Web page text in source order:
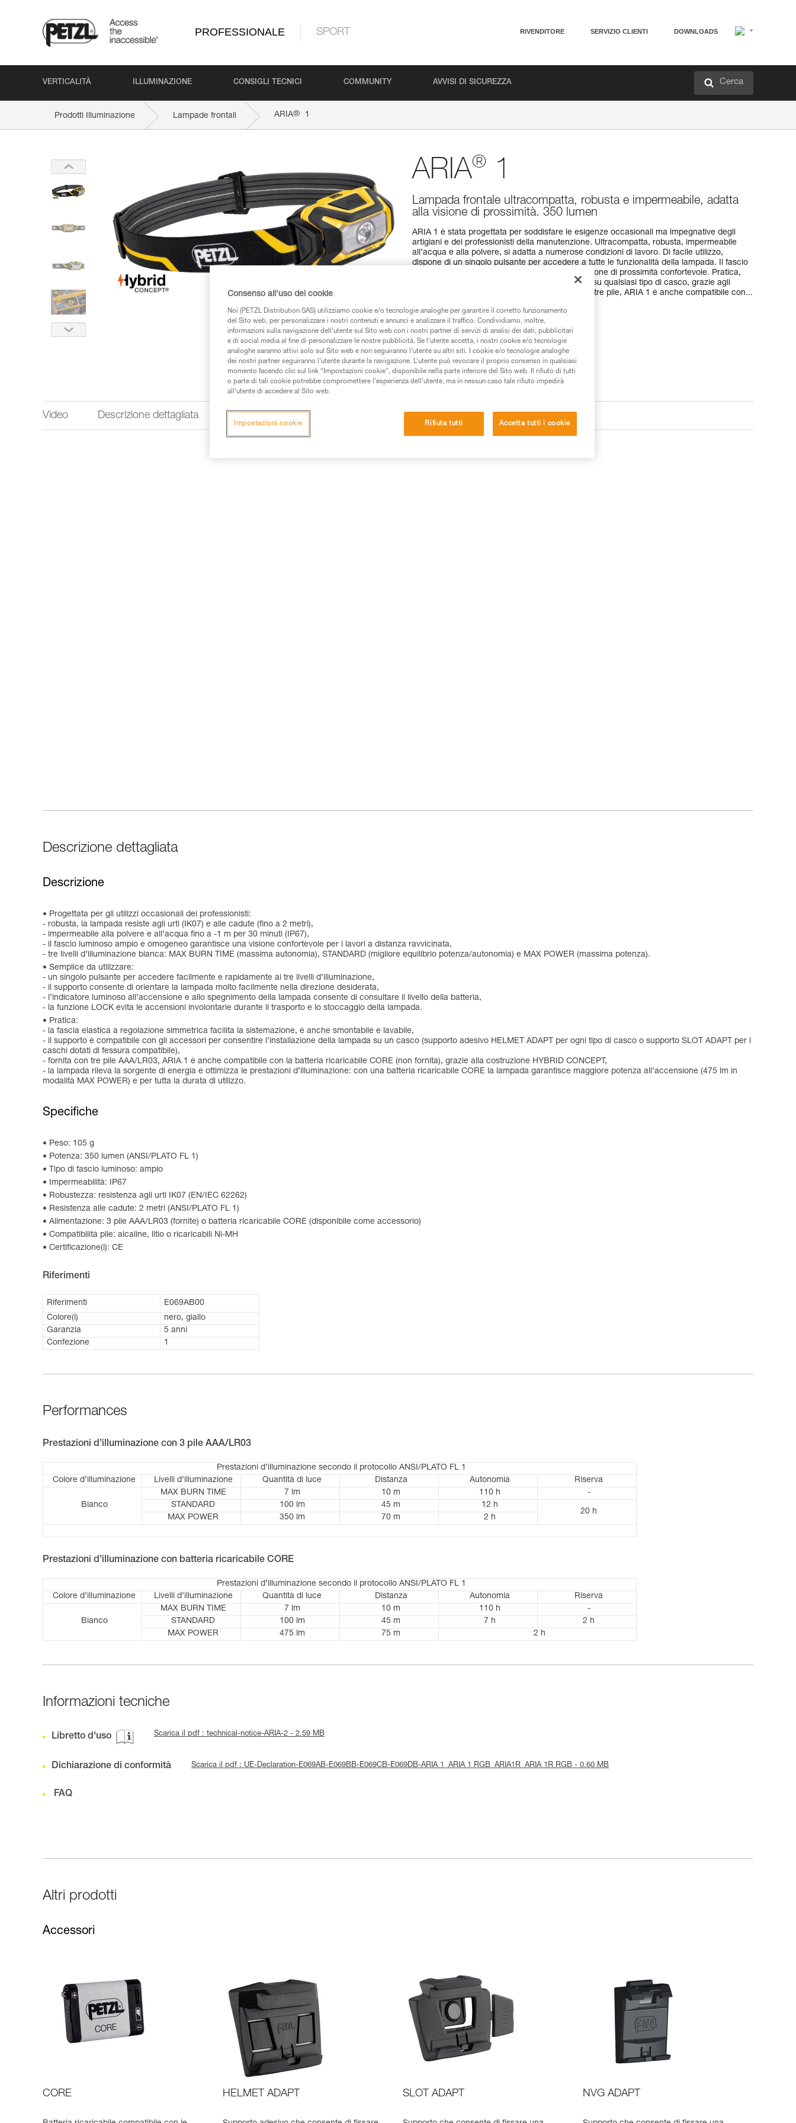
PROFESSIONALE SPORT RIVENDITORE SERVIZIO CLIENTI DOWNLOADS
VERTICALITÀ ILLUMINAZIONE CONSIGLI TECNICI COMMUNITY AVVISI DI SICUREZZA Cerca
Prodotti Illuminazione Lampade frontali ARIA® 1
ARIA® 1
Lampada frontale ultracompatta, robusta e impermeabile, adatta
alla visione di prossimità. 350 lumen
ARIA 1 è stata progettata per soddisfare le esigenze occasionali ma impegnative degli
artigiani e dei professionisti della manutenzione. Ultracompatta, robusta, impermeabile
all’acqua e alla polvere, si adatta a numerose condizioni di lavoro. Di facile utilizzo,
dispone di un singolo pulsante per accedere a tutte le funzionalità della lampada. Il fascio
luminoso ampio e omogeneo garantisce una visione di prossimità confortevole. Pratica,
può essere portata sulla testa, intorno al collo e su qualsiasi tipo di casco, grazie agli
attacchi disponibili come accessori. Fornita con tre pile, ARIA 1 è anche compatibile con...
Trova un rivenditore
Video Descrizione dettagliata Performances Informazioni tecniche Altri prodotti
Descrizione dettagliata
Descrizione
Progettata per gli utilizzi occasionali dei professionisti:
- robusta, la lampada resiste agli urti (IK07) e alle cadute (fino a 2 metri),
- impermeabile alla polvere e all’acqua fino a -1 m per 30 minuti (IP67),
- il fascio luminoso ampio e omogeneo garantisce una visione confortevole per i lavori a distanza ravvicinata,
- tre livelli d’illuminazione bianca: MAX BURN TIME (massima autonomia), STANDARD (migliore equilibrio potenza/autonomia) e MAX POWER (massima potenza).
Semplice da utilizzare:
- un singolo pulsante per accedere facilmente e rapidamente ai tre livelli d’illuminazione,
- il supporto consente di orientare la lampada molto facilmente nella direzione desiderata,
- l’indicatore luminoso all’accensione e allo spegnimento della lampada consente di consultare il livello della batteria,
- la funzione LOCK evita le accensioni involontarie durante il trasporto e lo stoccaggio della lampada.
Pratica:
- la fascia elastica a regolazione simmetrica facilita la sistemazione, è anche smontabile e lavabile,
- il supporto è compatibile con gli accessori per consentire l’installazione della lampada su un casco (supporto adesivo HELMET ADAPT per ogni tipo di casco o supporto SLOT ADAPT per i
caschi dotati di fessura compatibile),
- fornita con tre pile AAA/LR03, ARIA 1 è anche compatibile con la batteria ricaricabile CORE (non fornita), grazie alla costruzione HYBRID CONCEPT,
- la lampada rileva la sorgente di energia e ottimizza le prestazioni d’illuminazione: con una batteria ricaricabile CORE la lampada garantisce maggiore potenza all’accensione (475 lm in
modalità MAX POWER) e per tutta la durata di utilizzo.
Specifiche
Peso: 105 g
Potenza: 350 lumen (ANSI/PLATO FL 1)
Tipo di fascio luminoso: ampio
Impermeabilità: IP67
Robustezza: resistenza agli urti IK07 (EN/IEC 62262)
Resistenza alle cadute: 2 metri (ANSI/PLATO FL 1)
Alimentazione: 3 pile AAA/LR03 (fornite) o batteria ricaricabile CORE (disponibile come accessorio)
Compatibilità pile: alcaline, litio o ricaricabili Ni-MH
Certificazione(i): CE
Riferimenti
Riferimenti
E069AB00
Colore(i)
nero, giallo
Garanzia
5 anni
Confezione
1
Performances
Prestazioni d’illuminazione con 3 pile AAA/LR03
Prestazioni d’illuminazione secondo il protocollo ANSI/PLATO FL 1
Colore d’illuminazione
Livelli d’illuminazione Quantità di luce Distanza Autonomia Riserva
Bianco
MAX BURN TIME 7 lm 10 m 110 h
-
STANDARD
100 lm 45 m 12 h
20 h
MAX POWER 350 lm 70 m 2 h
Prestazioni d’illuminazione con batteria ricaricabile CORE
Prestazioni d’illuminazione secondo il protocollo ANSI/PLATO FL 1
Colore d’illuminazione
Livelli d’illuminazione Quantità di luce Distanza Autonomia Riserva
Bianco
MAX BURN TIME 7 lm 10 m 110 h
-
STANDARD
100 lm 45 m 7 h
2 h
MAX POWER
475 lm 75 m 2 h
Informazioni tecniche
Libretto d'uso Scarica il pdf : technical-notice-ARIA-2 - 2.59 MB
Dichiarazione di conformità Scarica il pdf : UE-Declaration-E069AB-E069BB-E069CB-E069DB-ARIA 1_ARIA 1 RGB_ARIA1R_ARIA 1R RGB - 0.60 MB
FAQ
Altri prodotti
Accessori
CORE HELMET ADAPT SLOT ADAPT NVG ADAPT
Consenso all'uso dei cookie
Noi (PETZL Distribution SAS) utilizziamo cookie e/o tecnologie analoghe per garantire il corretto funzionamento
del Sito web, per personalizzare i nostri contenuti e annunci e analizzare il traffico. Condividiamo, inoltre,
informazioni sulla navigazione dell’utente sul Sito web con i nostri partner di servizi di analisi dei dati, pubblicitari
e di social media al fine di personalizzare le nostre pubblicità. Se l’utente accetta, i nostri cookie e/o tecnologie
analoghe saranno attivi solo sul Sito web e non seguiranno l’utente su altri siti. I cookie e/o tecnologie analoghe
dei nostri partner seguiranno l’utente durante la navigazione. L’utente può revocare il proprio consenso in qualsiasi
momento facendo clic sul link “Impostazioni cookie”, disponibile nella parte inferiore del Sito web. Il rifiuto di tutti
o parte di tali cookie potrebbe compromettere l’esperienza dell’utente, ma in nessun caso tale rifiuto impedirà
all’utente di accedere al Sito web.
Rifiuta tutti Accetta tutti i cookie
Impostazioni cookie